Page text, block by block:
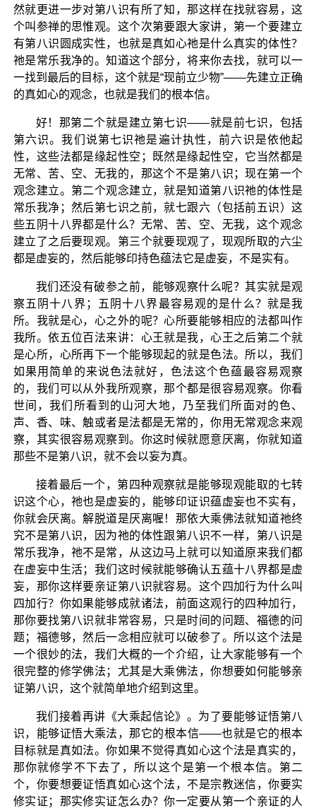
然就更进一步对第八识有所了知，那这样在找就容易，这
个叫参禅的思惟观。这个次第要跟大家讲，第一个要建立
有第八识圆成实性，也就是真如心祂是什么真实的体性？
祂是常乐我净的。知道这个部分，将来你去找，就可以一
一找到最后的目标，这个就是“现前立少物”——先建立正确
的真如心的观念，也就是我们的根本信。
好！那第二个就是建立第七识——就是前七识，包括
第六识。我们说第七识祂是遍计执性，前六识是依他起
性，这些法都是缘起性空；既然是缘起性空，它当然都是
无常、苦、空、无我的，那这个不是第八识；现在第一个
观念建立。第二个观念建立，就是知道第八识祂的体性是
常乐我净；然后第七识之前，就七跟六（包括前五识）这
些五阴十八界都是什么？无常、苦、空、无我，这个观念
建立了之后要现观。第三个就要现观了，现观所取的六尘
都是虚妄的，然后能够印持色蕴法它是虚妄，不是实有。
我们还没有破参之前，能够观察什么呢？其实就是观
察五阴十八界；五阴十八界最容易观的是什么？就是我
所。我就是心，心之外的呢？心所要能够相应的法都叫作
我所。依五位百法来讲：心王就是我，心王之后第二个就
是心所，心所再下一个能够现起的就是色法。所以，我们
如果用简单的来说色法就好，色法这个色蕴最容易观察
的，我们可以从外我所观察，那个都是很容易观察。你看
世间，我们所看到的山河大地，乃至我们所面对的色、
声、香、味、触或者是法都是无常的，你用无常观念来观
察，其实很容易观察到。你这时候就愿意厌离，你就知道
那些不是第八识，就不会以妄为真。
接着最后一个，第四种观察就是能够现观能取的七转
识这个心，祂也是虚妄的，能够印证识蕴虚妄也不实有，
你就会厌离。解脱道是厌离喔！那依大乘佛法就知道祂终
究不是第八识，因为祂的体性跟第八识不一样，第八识是
常乐我净，祂不是常，从这边马上就可以知道原来我们都
在虚妄中生活；我们这时候就能够确认五蕴十八界都是虚
妄，那你这样要亲证第八识就容易。这个四加行为什么叫
四加行？你如果能够成就诸法，前面这观行的四种加行，
那你要找第八识就非常容易，只是时间的问题、福德的问
题；福德够，然后一念相应就可以破参了。所以这个法是
一个很妙的法，我们大概的一个介绍，让大家能够有一个
很完整的修学佛法；尤其是大乘佛法，你想要如何能够亲
证第八识，这个就简单地介绍到这里。
我们接着再讲《大乘起信论》。为了要能够证悟第八
识，能够证悟大乘法，那它的根本信——也就是它的根本
目标就是真如法。你如果不觉得真如心这个法是真实的，
那你就修学不下去了，所以这个是第一个根本信。第二
个，你要想要证悟真如心这个法，不是宗教迷信，你要实
修实证；那实修实证怎么办？你一定要从第一个亲证的人